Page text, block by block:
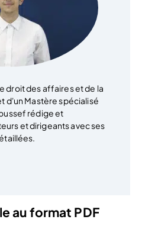
droit des affaires et de la
d'un Mastère spécialisé
rédige et
et dirigeants avec ses
au format PDF